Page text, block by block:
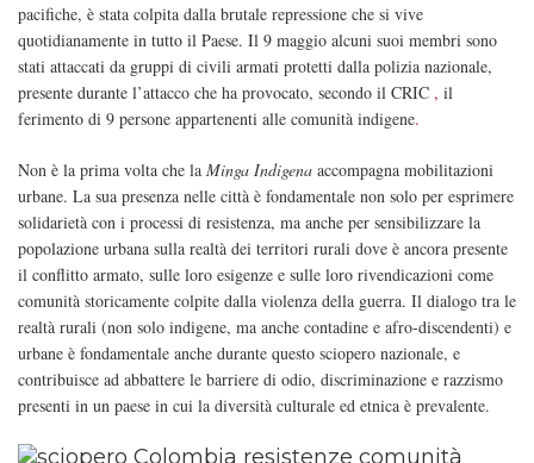
pacifiche, è stata colpita dalla brutale repressione che si vive
quotidianamente in tutto il Paese. Il 9 maggio alcuni suoi membri sono
stati attaccati da gruppi di civili armati protetti dalla polizia nazionale,
presente durante l’attacco che ha provocato, secondo il CRIC , il
ferimento di 9 persone appartenenti alle comunità indigene.
Non è la prima volta che la Minga Indigena accompagna mobilitazioni
urbane. La sua presenza nelle città è fondamentale non solo per esprimere
solidarietà con i processi di resistenza, ma anche per sensibilizzare la
popolazione urbana sulla realtà dei territori rurali dove è ancora presente
il conflitto armato, sulle loro esigenze e sulle loro rivendicazioni come
comunità storicamente colpite dalla violenza della guerra. Il dialogo tra le
realtà rurali (non solo indigene, ma anche contadine e afro-discendenti) e
urbane è fondamentale anche durante questo sciopero nazionale, e
contribuisce ad abbattere le barriere di odio, discriminazione e razzismo
presenti in un paese in cui la diversità culturale ed etnica è prevalente.